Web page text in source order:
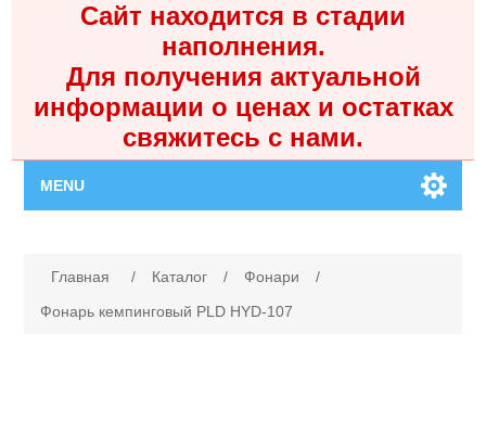
Сайт находится в стадии
наполнения.
Для получения актуальной
информации о ценах и остатках
свяжитесь с нами.
MENU
Каталог
Главная / Каталог / Фонари
/
Фонарь кемпинговый PLD HYD-107